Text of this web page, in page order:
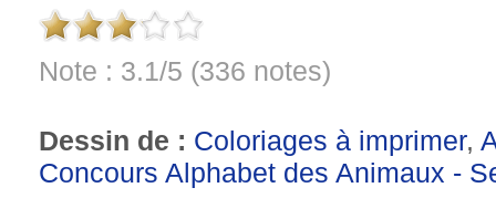
Note : 3.1/5 (336 notes)
Dessin de : Coloriages à imprimer,
Concours Alphabet des Animaux -